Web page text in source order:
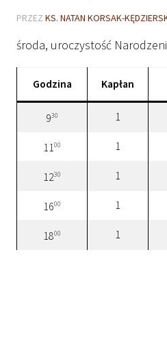
PRZEZ KS. NATAN KORSAK-
środa, uroczystość
Godzina Kapłan
930 1
1100 1
1230 1
1600 1
1800 1